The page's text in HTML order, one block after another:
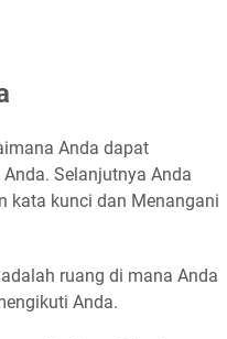
Anda dapat
Selanjutnya Anda
kata kunci dan Menangani
ruang di mana Anda
Anda.